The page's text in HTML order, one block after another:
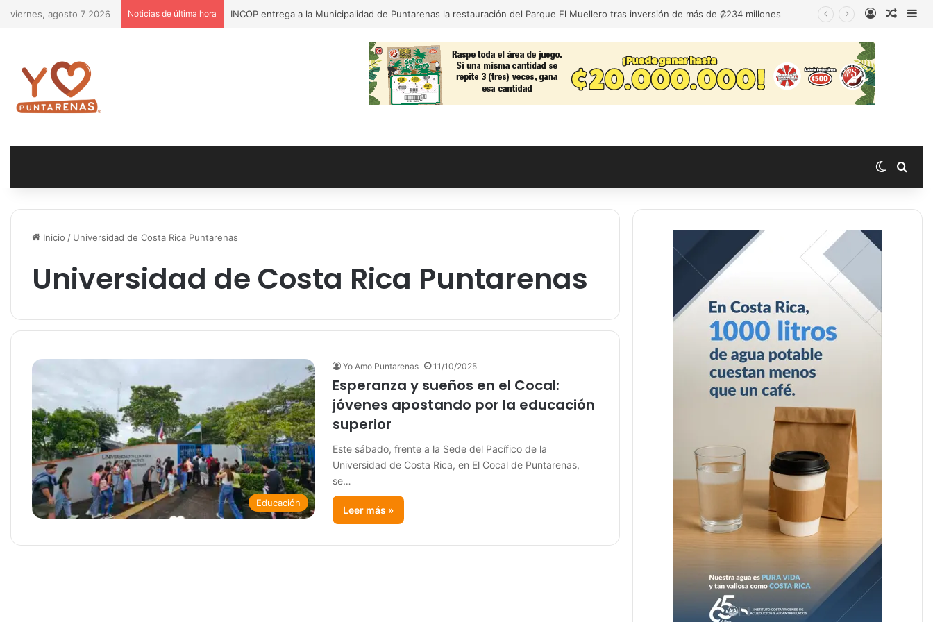
viernes, agosto 7 2026 Noticias de última hora INCOP entrega a la Municipalidad de Puntarenas la restauración del Parque El Muellero tras inversión de más de ₡234 millones Acceso
Switch
Inicio / Universidad de Costa Rica Puntarenas
Universidad de Costa Rica Puntarenas
Educación
Yo Amo Puntarenas 11/10/2025
Esperanza y sueños en el Cocal:
jóvenes apostando por la educación
superior
Este sábado, frente a la Sede del Pacífico de la
Universidad de Costa Rica, en El Cocal de Puntarenas,
se…
Leer más »